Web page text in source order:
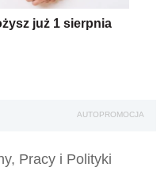
już 1 sierpnia
AUTOPROMOCJA
Pracy i Polityki